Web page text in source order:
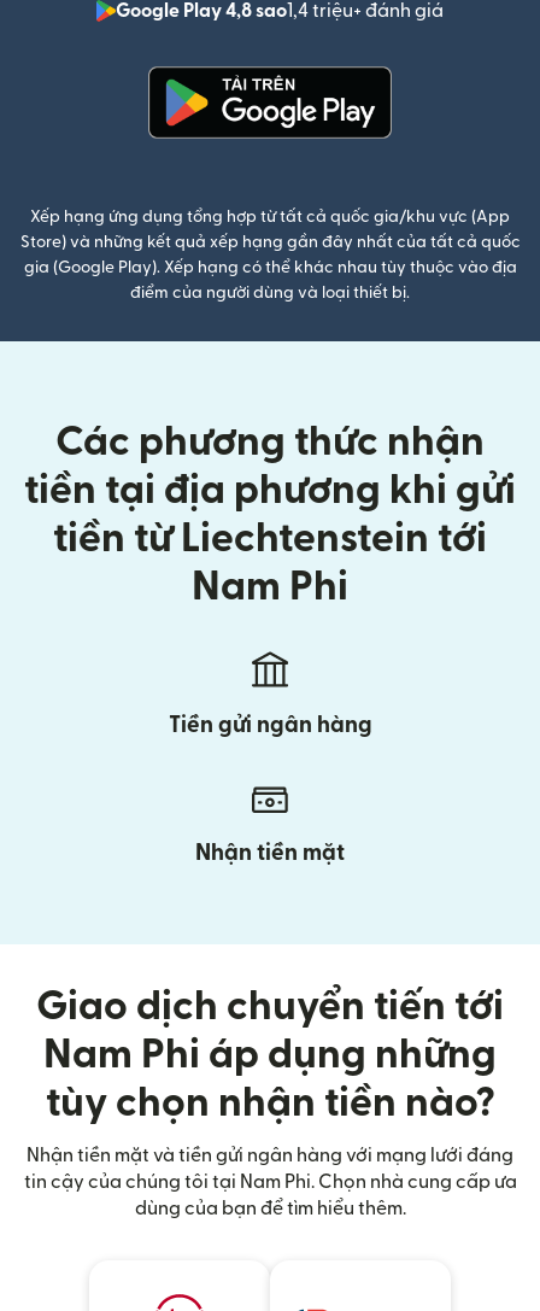
Google Play 4,8 sao1,4 triệu+ đánh giá
Xếp hạng ứng dụng tổng hợp từ tất cả quốc gia/khu vực (App
Store) và những kết quả xếp hạng gần đây nhất của tất cả quốc
gia (Google Play). Xếp hạng có thể khác nhau tùy thuộc vào địa
điểm của người dùng và loại thiết bị.
Các phương thức nhận
tiền tại địa phương khi gửi
tiền từ Liechtenstein tới
Nam Phi
Tiền gửi ngân hàng
Nhận tiền mặt
Giao dịch chuyển tiến tới
Nam Phi áp dụng những
tùy chọn nhận tiền nào?
Nhận tiền mặt và tiền gửi ngân hàng với mạng lưới đáng
tin cậy của chúng tôi tại Nam Phi. Chọn nhà cung cấp ưa
dùng của bạn để tìm hiểu thêm.